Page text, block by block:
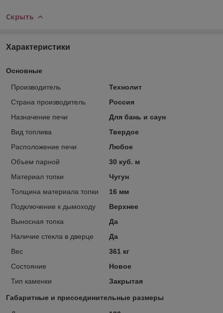
Скрыть
Характеристики
Основные
Производитель
Технолит
Страна производитель
Россия
Назначение печи
Для бань и саун
Вид топлива
Твердое
Расположение печи
Любое
Объем парной
30 куб. м
Материал топки
Чугун
Толщина материала топки
16 мм
Подключение к дымоходу
Верхнее
Выносная топка
Да
Наличие стекла в дверце
Да
Вес
361 кг
Состояние
Новое
Тип каменки
Закрытая
Габаритные и присоединительные размеры